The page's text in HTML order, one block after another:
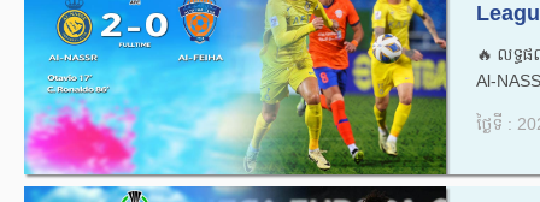
🔥លទ្ធ
Al-
ថ្ងៃទី :